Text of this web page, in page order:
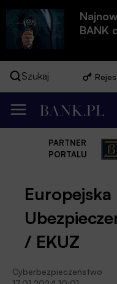
BANK
Szukaj
PARTNER
PORTALU
/ EKUZ
Cyberbezpieczeństwo